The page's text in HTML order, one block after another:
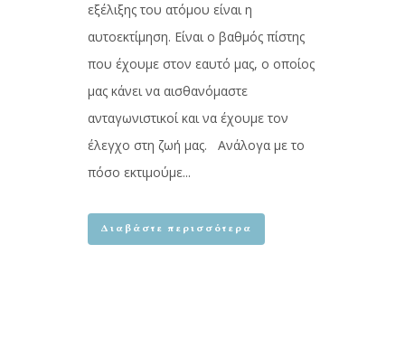
εξέλιξης του ατόμου είναι η
αυτοεκτίμηση. Είναι ο βαθμός πίστης
που έχουμε στον εαυτό μας, ο οποίος
μας κάνει να αισθανόμαστε
ανταγωνιστικοί και να έχουμε τον
έλεγχο στη ζωή μας. Ανάλογα με το
πόσο εκτιμούμε...
Διαβάστε περισσότερα